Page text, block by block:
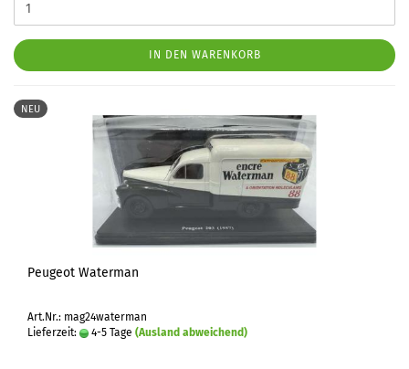
IN DEN WARENKORB
NEU
Peugeot Waterman
Art.Nr.: mag24waterman
Lieferzeit:
4-5 Tage (Ausland abweichend)